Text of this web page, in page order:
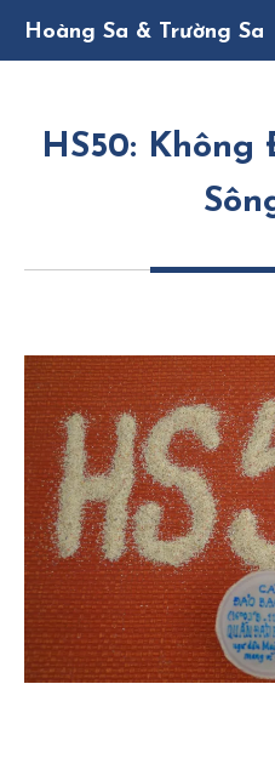
Hoàng Sa & Trường Sa
HS50: